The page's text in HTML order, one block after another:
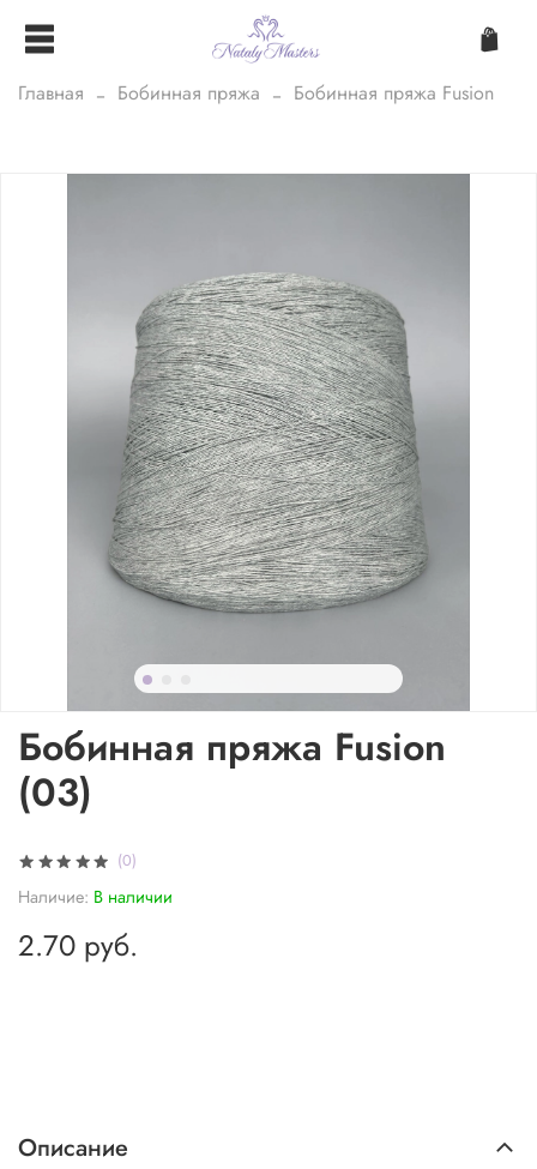
Главная Бобинная пряжа Бобинная пряжа Fusion
(0)
Наличие: В наличии
Бобинная пряжа Fusion
(03)
2.70 руб.
Описание